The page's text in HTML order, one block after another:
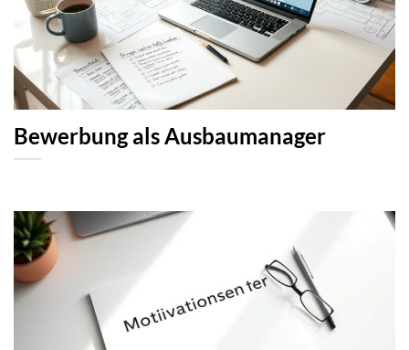
Bewerbung als Ausbaumanager